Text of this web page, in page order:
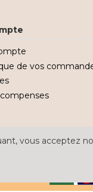
de vos
vous acceptez